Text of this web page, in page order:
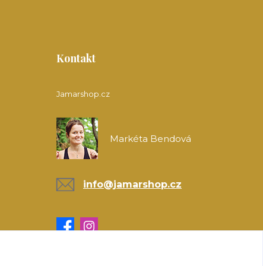
Kontakt
Jamarshop.cz
Markéta Bendová
info@jamarshop.cz